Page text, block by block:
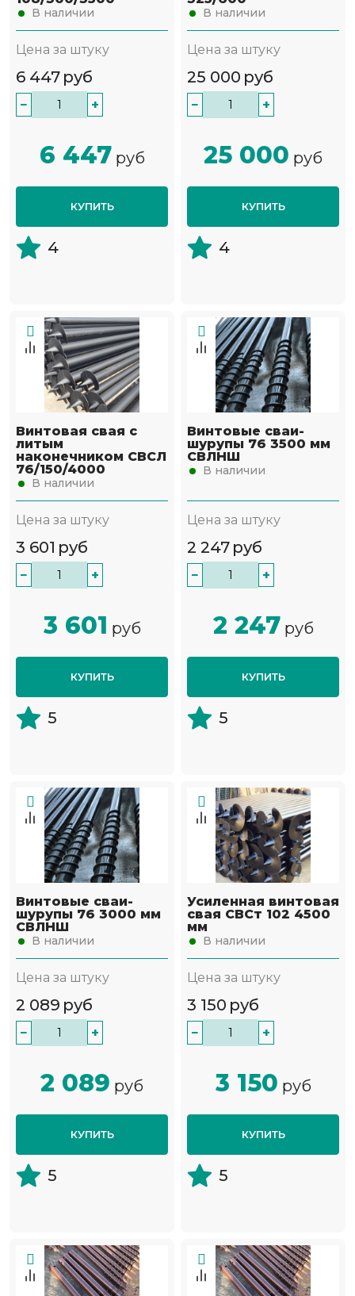
В наличии
Цена за штуку
6 447 руб
− +
6 447 руб
КУПИТЬ
4
В наличии
Цена за штуку
25 000 руб
− +
25 000 руб
КУПИТЬ
4
Винтовая свая с
литым
наконечником СВСЛ
76/150/4000
В наличии
Цена за штуку
3 601 руб
− +
3 601 руб
КУПИТЬ
5
Винтовые сваи-
шурупы 76 3500 мм
СВЛНШ
В наличии
Цена за штуку
2 247 руб
− +
2 247 руб
КУПИТЬ
5
Винтовые сваи-
шурупы 76 3000 мм
СВЛНШ
В наличии
Цена за штуку
2 089 руб
− +
2 089 руб
КУПИТЬ
5
Усиленная винтовая
свая СВСт 102 4500
мм
В наличии
Цена за штуку
3 150 руб
− +
3 150 руб
КУПИТЬ
5